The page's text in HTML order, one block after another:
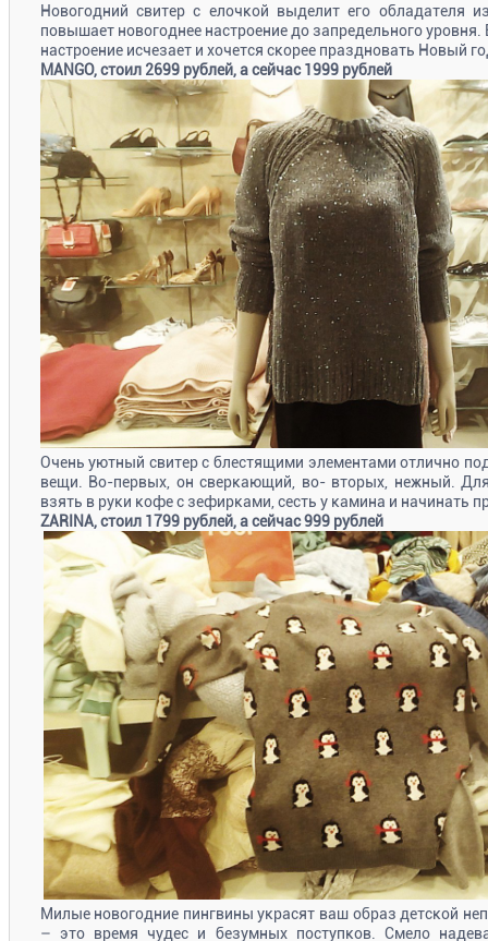
Новогодний свитер с елочкой выделит его обладателя
повышает новогоднее настроение до запредельного
настроение исчезает и хочется скорее праздновать Новый
MANGO, стоил 2699 рублей, а сейчас 1999 рублей
Очень уютный свитер с блестящими элементами отлично
вещи. Во-первых, он сверкающий, во- вторых, нежный.
взять в руки кофе с зефирками, сесть у камина и начинать
ZARINA, стоил 1799 рублей, а сейчас 999 рублей
Милые новогодние пингвины украсят ваш образ детской
– это время чудес и безумных поступков. Смело